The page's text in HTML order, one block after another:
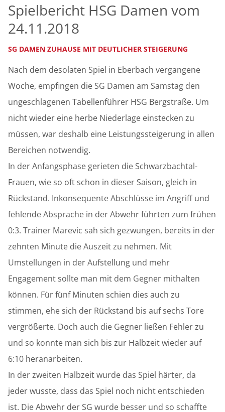
Spielbericht HSG Damen vom
24.11.2018
SG DAMEN ZUHAUSE MIT DEUTLICHER STEIGERUNG
Nach dem desolaten Spiel in Eberbach vergangene
Woche, empfingen die SG Damen am Samstag den
ungeschlagenen Tabellenführer HSG Bergstraße. Um
nicht wieder eine herbe Niederlage einstecken zu
müssen, war deshalb eine Leistungssteigerung in allen
Bereichen notwendig.
In der Anfangsphase gerieten die Schwarzbachtal-
Frauen, wie so oft schon in dieser Saison, gleich in
Rückstand. Inkonsequente Abschlüsse im Angriff und
fehlende Absprache in der Abwehr führten zum frühen
0:3. Trainer Marevic sah sich gezwungen, bereits in der
zehnten Minute die Auszeit zu nehmen. Mit
Umstellungen in der Aufstellung und mehr
Engagement sollte man mit dem Gegner mithalten
können. Für fünf Minuten schien dies auch zu
stimmen, ehe sich der Rückstand bis auf sechs Tore
vergrößerte. Doch auch die Gegner ließen Fehler zu
und so konnte man sich bis zur Halbzeit wieder auf
6:10 heranarbeiten.
In der zweiten Halbzeit wurde das Spiel härter, da
jeder wusste, dass das Spiel noch nicht entschieden
ist. Die Abwehr der SG wurde besser und so schaffte